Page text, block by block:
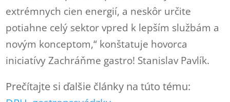
extrémnych cien energií, a neskôr určite
potiahne celý sektor vpred k lepším službám a
novým konceptom,“ konštatuje hovorca
iniciatívy Zachráňme gastro! Stanislav Pavlík.
Prečítajte si ďalšie články na túto tému: